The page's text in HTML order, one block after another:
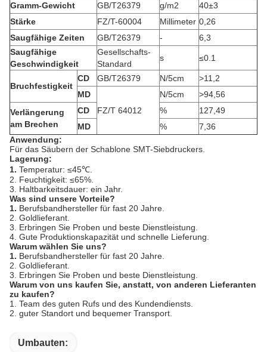
Gramm-Gewicht
GB/T26379 g/m2
40±3
Stärke
FZ/T-60004 Millimeter 0,26
Saugfähige Zeiten
GB/T26379 -
6,3
Saugfähige
Geschwindigkeit
Gesellschafts-
Standard
s ≤0.1
Bruchfestigkeit
CD GB/T26379 N/5cm
>11,2
MD
FZ/T 64012
N/5cm
>94,56
Verlängerung
am Brechen
CD %
127,49
MD
%
7,36
Anwendung:
Für das Säubern der Schablone SMT-Siebdruckers.
Lagerung:
1. Temperatur: ≤45℃.
2. Feuchtigkeit: ≤65%.
3. Haltbarkeitsdauer: ein Jahr.
Was sind unsere Vorteile?
1. Berufsbandhersteller für fast 20 Jahre.
2. Goldlieferant.
3. Erbringen Sie Proben und beste Dienstleistung.
4. Gute Produktionskapazität und schnelle Lieferung.
Warum wählen Sie uns?
1. Berufsbandhersteller für fast 20 Jahre.
2. Goldlieferant.
3. Erbringen Sie Proben und beste Dienstleistung.
Warum von uns kaufen Sie, anstatt, von anderen Lieferanten
zu kaufen?
1. Team des guten Rufs und des Kundendiensts.
2. guter Standort und bequemer Transport.
Umbauten: